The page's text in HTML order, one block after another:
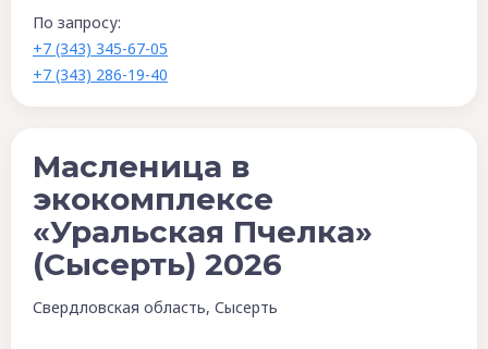
По запросу:
+7 (343) 345-67-05
+7 (343) 286-19-40
Масленица в
экокомплексе
«Уральская Пчелка»
(Сысерть) 2026
Свердловская область, Сысерть